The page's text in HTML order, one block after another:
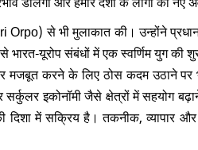
से भी मुलाकात की। उन्होंने
भारत-यूरोप संबंधों में एक स्वर्णिम युग
मजबूत करने के लिए ठोस कदम उठाने
इकोनॉमी जैसे क्षेत्रों में सहयोग
में सक्रिय है। तकनीक, व्यापार